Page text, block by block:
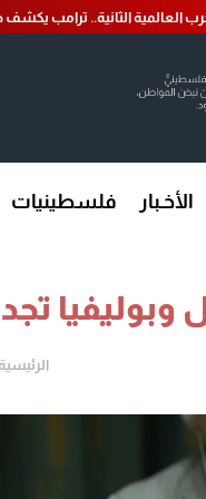
العالمية الثانية.. ترامب
الأخـبار فلسطينيات
وبوليفيا
الرئيسية